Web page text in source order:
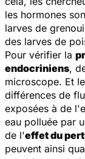
les hormones
larves de
des larves de
Pour vérifier la
endocriniens,
microscope. Et
différences de
exposées à de
eau polluée par
de l'effet du
peuvent ainsi